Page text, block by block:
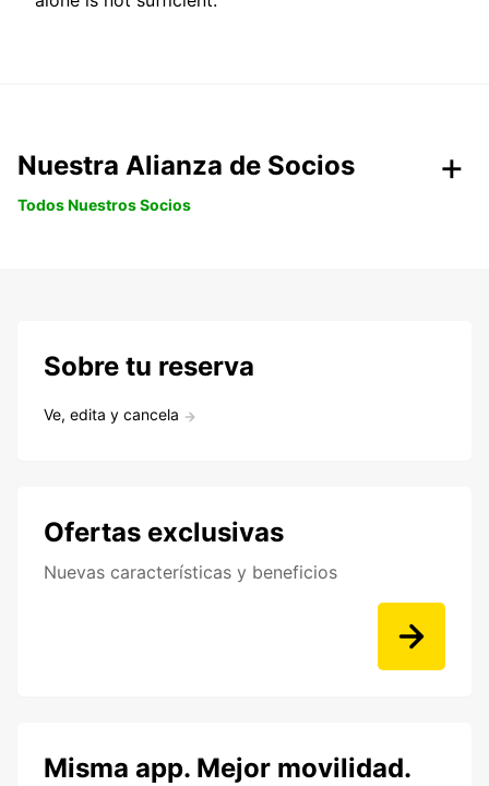
Nuestra Alianza de Socios
Todos Nuestros Socios
Sobre tu reserva
Ve, edita y cancela
Ofertas exclusivas
Nuevas características y beneficios
Misma app. Mejor movilidad.